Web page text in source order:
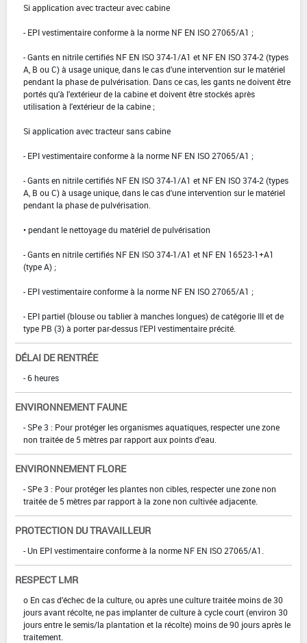
Si application avec tracteur avec cabine
- EPI vestimentaire conforme à la norme NF EN ISO 27065/A1 ;
- Gants en nitrile certifiés NF EN ISO 374-1/A1 et NF EN ISO 374-2 (types
A, B ou C) à usage unique, dans le cas d'une intervention sur le matériel
pendant la phase de pulvérisation. Dans ce cas, les gants ne doivent être
portés qu'à l'extérieur de la cabine et doivent être stockés après
utilisation à l'extérieur de la cabine ;
Si application avec tracteur sans cabine
- EPI vestimentaire conforme à la norme NF EN ISO 27065/A1 ;
- Gants en nitrile certifiés NF EN ISO 374-1/A1 et NF EN ISO 374-2 (types
A, B ou C) à usage unique, dans le cas d'une intervention sur le matériel
pendant la phase de pulvérisation.
• pendant le nettoyage du matériel de pulvérisation
- Gants en nitrile certifiés NF EN ISO 374-1/A1 et NF EN 16523-1+A1
(type A) ;
- EPI vestimentaire conforme à la norme NF EN ISO 27065/A1 ;
- EPI partiel (blouse ou tablier à manches longues) de catégorie III et de
type PB (3) à porter par-dessus l'EPI vestimentaire précité.
DÉLAI DE RENTRÉE
- 6 heures
ENVIRONNEMENT FAUNE
- SPe 3 : Pour protéger les organismes aquatiques, respecter une zone
non traitée de 5 mètres par rapport aux points d'eau.
ENVIRONNEMENT FLORE
- SPe 3 : Pour protéger les plantes non cibles, respecter une zone non
traitée de 5 mètres par rapport à la zone non cultivée adjacente.
PROTECTION DU TRAVAILLEUR
- Un EPI vestimentaire conforme à la norme NF EN ISO 27065/A1.
RESPECT LMR
o En cas d'échec de la culture, ou après une culture traitée moins de 30
jours avant récolte, ne pas implanter de culture à cycle court (environ 30
jours entre le semis/la plantation et la récolte) moins de 90 jours après le
traitement.